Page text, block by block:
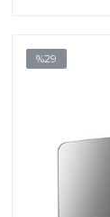
%29